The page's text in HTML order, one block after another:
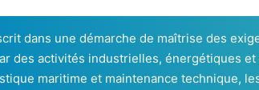
dans une démarche de maîtrise des
des activités industrielles, énergétiques
maritime et maintenance technique,